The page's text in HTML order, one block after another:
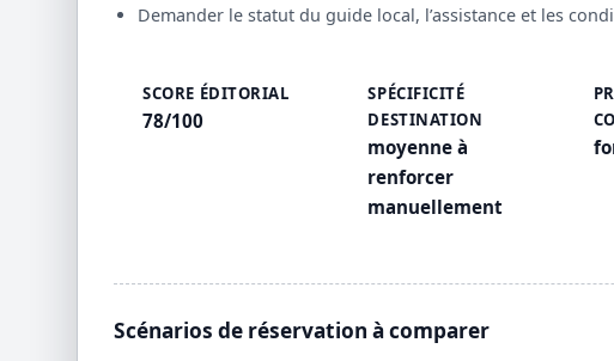
Demander le statut du guide local, l’assistance et les
SCORE ÉDITORIAL
78/100
SPÉCIFICITÉ
DESTINATION
moyenne à
renforcer
manuellement
Scénarios de réservation à comparer